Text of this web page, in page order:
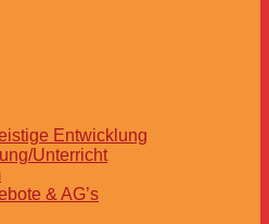
Entwicklung
Unterricht
& AG’s